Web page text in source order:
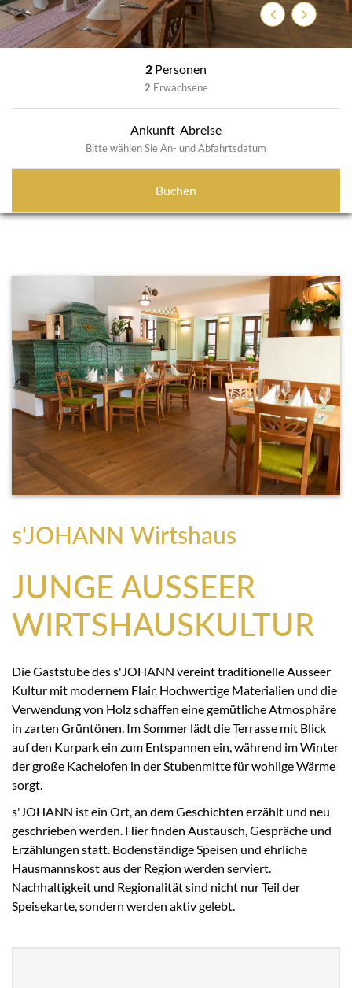
ZurückWeiter
2 Personen
2 Erwachsene
Ankunft-Abreise
Bitte wählen Sie An- und Abfahrtsdatum
Buchen
s'JOHANN Wirtshaus
JUNGE AUSSEER
WIRTSHAUSKULTUR
Die Gaststube des s'JOHANN vereint traditionelle Ausseer
Kultur mit modernem Flair. Hochwertige Materialien und die
Verwendung von Holz schaffen eine gemütliche Atmosphäre
in zarten Grüntönen. Im Sommer lädt die Terrasse mit Blick
auf den Kurpark ein zum Entspannen ein, während im Winter
der große Kachelofen in der Stubenmitte für wohlige Wärme
sorgt.
s'JOHANN ist ein Ort, an dem Geschichten erzählt und neu
geschrieben werden. Hier finden Austausch, Gespräche und
Erzählungen statt. Bodenständige Speisen und ehrliche
Hausmannskost aus der Region werden serviert.
Nachhaltigkeit und Regionalität sind nicht nur Teil der
Speisekarte, sondern werden aktiv gelebt.